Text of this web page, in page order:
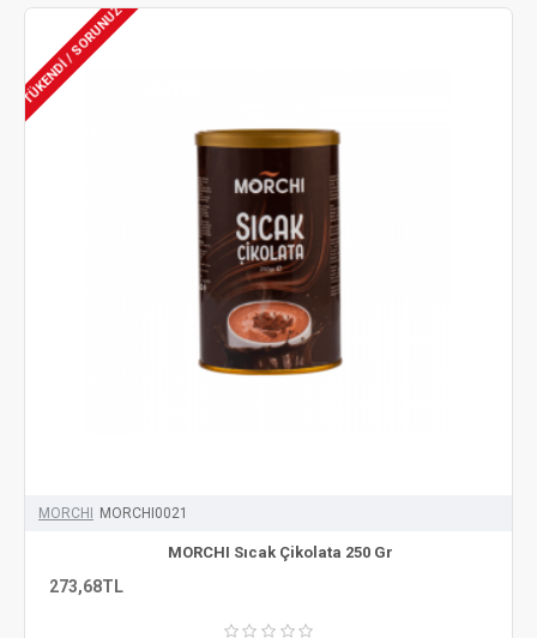
TÜKENDİ / SORUNUZ
MORCHI MORCHI0021
MORCHI Sıcak Çikolata 250 Gr
273,68TL